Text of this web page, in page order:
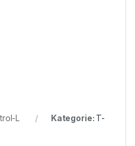
L Kategorie: T-